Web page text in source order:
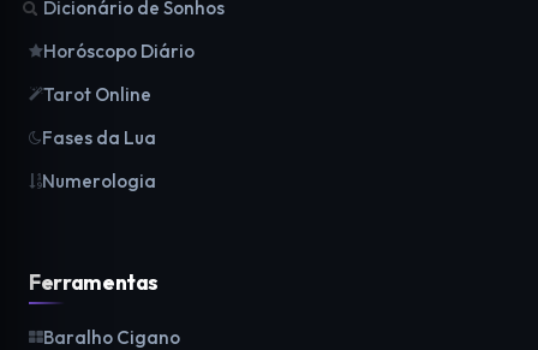
Dicionário de Sonhos
Horóscopo Diário
Tarot Online
Fases da Lua
Numerologia
Ferramentas
Baralho Cigano